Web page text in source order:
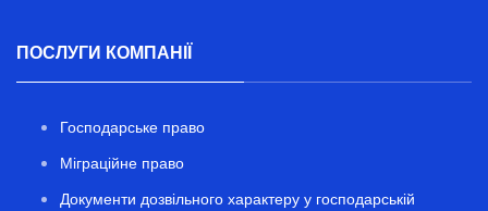
ПОСЛУГИ КОМПАНІЇ
Господарське право
Міграційне право
Документи дозвільного характеру у господарській